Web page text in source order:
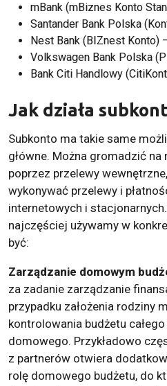
mBank (mBiznes Konto
Santander Bank Polska
Nest Bank (BIZnest Konto)
Volkswagen Bank Polska
Bank Citi Handlowy
Jak działa
Subkonto ma takie same
główne. Można gromadzić
poprzez przelewy
wykonywać przelewy i
internetowych i
najczęściej używamy w
być:
Zarządzanie domowym
za zadanie zarządzanie
przypadku założenia rodziny
kontrolowania budżetu
domowego. Przykładowo
z partnerów otwiera
rolę domowego budżetu, do